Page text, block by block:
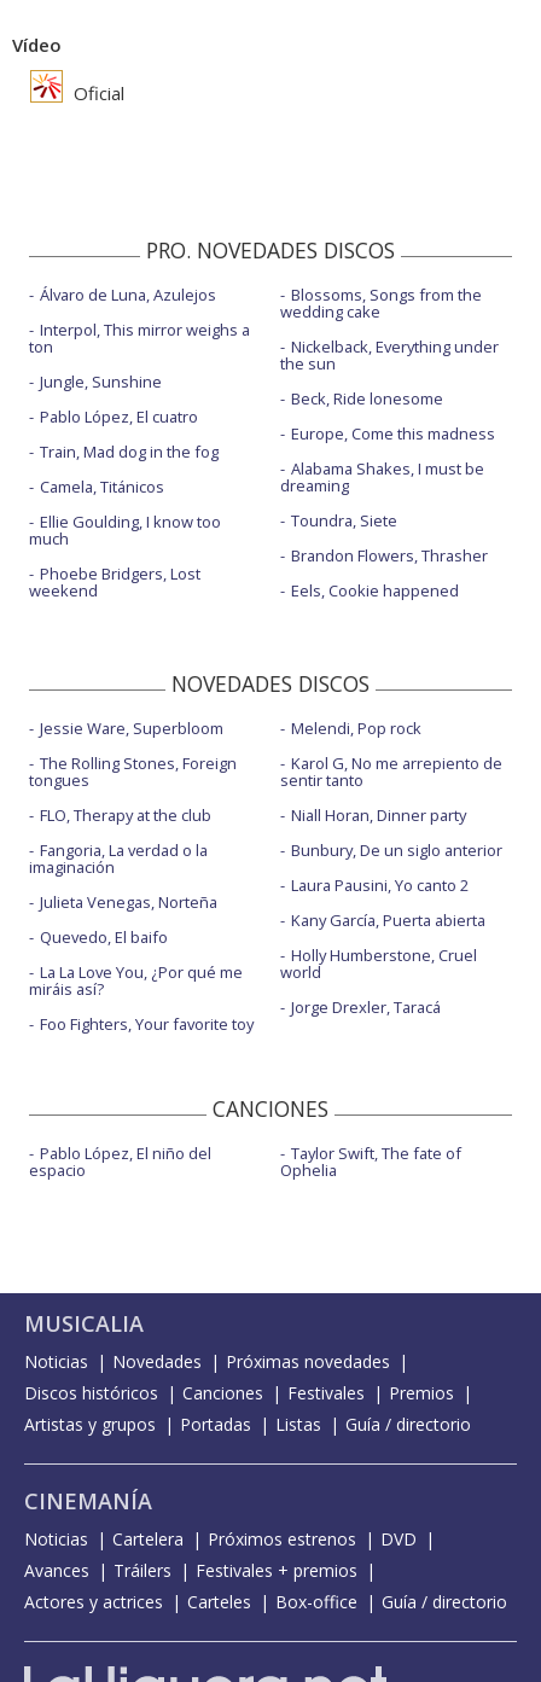
Vídeo
Oficial
PRO. NOVEDADES DISCOS
Álvaro de Luna, Azulejos
Interpol, This mirror weighs a
ton
Jungle, Sunshine
Pablo López, El cuatro
Train, Mad dog in the fog
Camela, Titánicos
Ellie Goulding, I know too
much
Phoebe Bridgers, Lost
weekend
Blossoms, Songs from the
wedding cake
Nickelback, Everything under
the sun
Beck, Ride lonesome
Europe, Come this madness
Alabama Shakes, I must be
dreaming
Toundra, Siete
Brandon Flowers, Thrasher
Eels, Cookie happened
NOVEDADES DISCOS
Jessie Ware, Superbloom
The Rolling Stones, Foreign
tongues
FLO, Therapy at the club
Fangoria, La verdad o la
imaginación
Julieta Venegas, Norteña
Quevedo, El baifo
La La Love You, ¿Por qué me
miráis así?
Foo Fighters, Your favorite toy
Melendi, Pop rock
Karol G, No me arrepiento de
sentir tanto
Niall Horan, Dinner party
Bunbury, De un siglo anterior
Laura Pausini, Yo canto 2
Kany García, Puerta abierta
Holly Humberstone, Cruel
world
Jorge Drexler, Taracá
CANCIONES
Pablo López, El niño del
espacio
Taylor Swift, The fate of
Ophelia
MUSICALIA
Noticias Novedades
Próximas novedades
Discos históricos
Canciones Festivales
Premios
Artistas y grupos
Portadas Listas Guía / directorio
CINEMANÍA
Noticias Cartelera Próximos estrenos
DVD
Avances
Tráilers
Festivales + premios
Actores y actrices
Carteles Box-office Guía / directorio